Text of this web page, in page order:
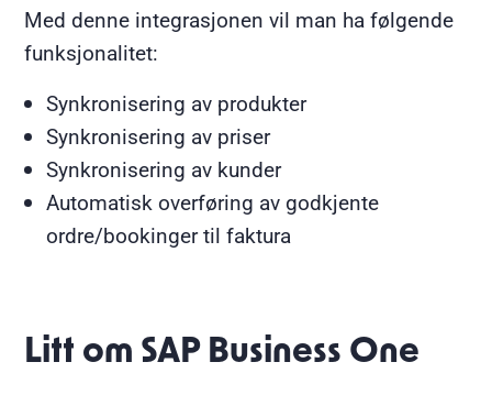
Med denne integrasjonen vil man ha følgende
funksjonalitet:
Synkronisering av produkter
Synkronisering av priser
Synkronisering av kunder
Automatisk overføring av godkjente
ordre/bookinger til faktura
Litt om SAP Business One